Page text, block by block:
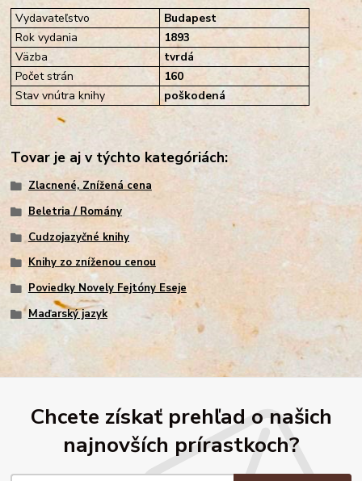
Vydavateľstvo
Budapest
Rok vydania
1893
Väzba
tvrdá
Počet strán
160
Stav vnútra knihy
poškodená
Tovar je aj v týchto kategóriách:
Zlacnené, Znížená cena
Beletria / Romány
Cudzojazyčné knihy
Knihy zo zníženou cenou
Poviedky Novely Fejtóny Eseje
Maďarský jazyk
Chcete získať prehľad o našich
najnovších prírastkoch?